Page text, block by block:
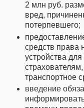
2 млн руб.
вред,
потерпевшего;
средств права
устройства
транспортное
введение